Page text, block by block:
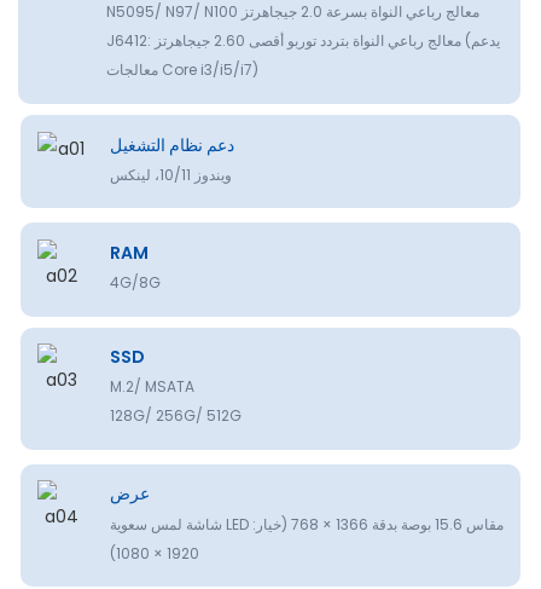
N5095/ N97/ N100 معالج رباعي النواة بسرعة 2.0 جيجاهرتز
J6412: معالج رباعي النواة بتردد توربو أقصى 2.60 جيجاهرتز (يدعم
معالجات Core i3/i5/i7)
دعم نظام التشغيل
ويندوز 10/11، لينكس
RAM
4G/8G
SSD
M.2/ MSATA
128G/ 256G/ 512G
عرض
شاشة لمس سعوية LED مقاس 15.6 بوصة بدقة 1366 × 768 (خيار:
1920 × 1080)